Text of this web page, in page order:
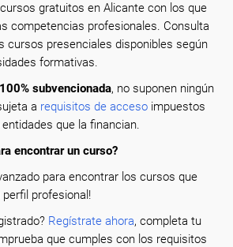
gratuitos en Alicante con los que
competencias profesionales. Consulta
cursos presenciales disponibles según
formativas.
100% subvencionada, no suponen ningún
a requisitos de acceso impuestos
que la financian.
encontrar un curso?
para encontrar los cursos que
profesional!
Regístrate ahora, completa tu
que cumples con los requisitos